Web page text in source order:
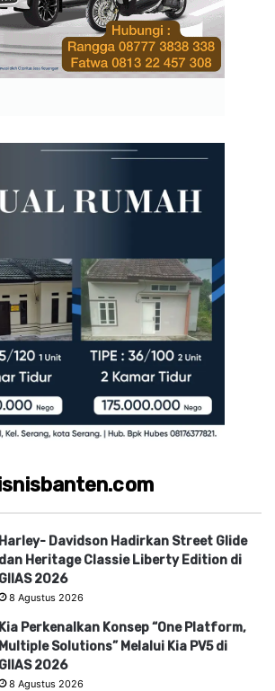
Harley- Davidson Hadirkan Street Glide
dan Heritage Classie Liberty Edition di
GIIAS 2026
8 Agustus 2026
Kia Perkenalkan Konsep “One Platform,
Multiple Solutions” Melalui Kia PV5 di
GIIAS 2026
8 Agustus 2026